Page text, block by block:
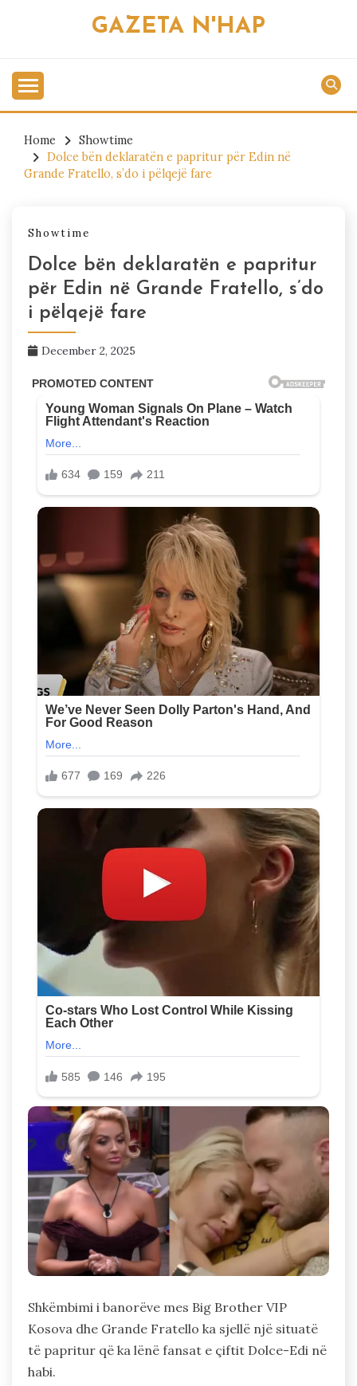
GAZETA N'HAP
Home
Showtime
Dolce bën deklaratën e papritur për Edin në
Grande Fratello, s’do i pëlqejë fare
Showtime
Dolce bën deklaratën e papritur
për Edin në Grande Fratello, s’do
i pëlqejë fare
December 2, 2025
Shkëmbimi i banorëve mes Big Brother VIP
Kosova dhe Grande Fratello ka sjellë një situatë
të papritur që ka lënë fansat e çiftit Dolce-Edi në
habi.